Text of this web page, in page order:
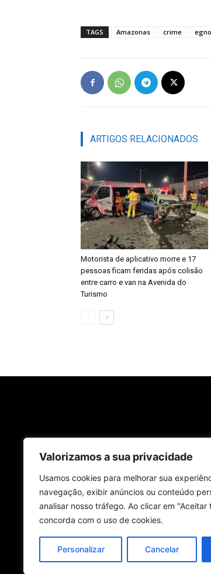
Valorizamos a sua privacidade
Usamos cookies para melhorar sua
navegação, exibir anúncios ou conteúdo
analisar nosso tráfego. Ao clicar em "Aceitar
concorda com o uso de cookies.
Personalizar Cancelar
TAGS Amazonas crime
ARTIGOS RELACIONADOS
Motorista de aplicativo morre e 17
pessoas ficam feridas após colisão
entre carro e van na Avenida do
Turismo